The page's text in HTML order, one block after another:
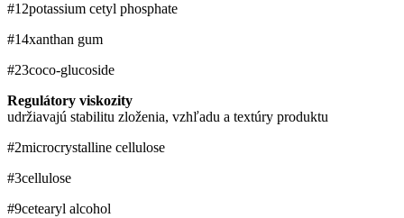
#12potassium cetyl phosphate
#14xanthan gum
#23coco-glucoside
Regulátory viskozity
udržiavajú stabilitu zloženia, vzhľadu a textúry produktu
#2microcrystalline cellulose
#3cellulose
#9cetearyl alcohol